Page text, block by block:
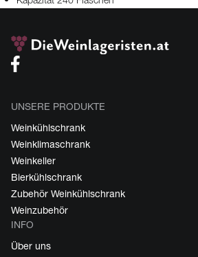
UNSERE PRODUKTE
Weinkühlschrank
Weinklimaschrank
Weinkeller
Bierkühlschrank
Zubehör Weinkühlschrank
Weinzubehör
INFO
Über uns